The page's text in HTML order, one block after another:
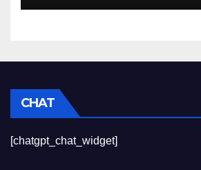
CHAT
[chatgpt_chat_widget]